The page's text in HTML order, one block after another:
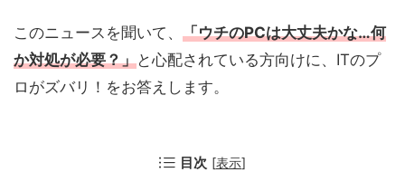
このニュースを聞いて、 「ウチのPCは大丈夫かな…何
か対処が必要？」と心配されている方向けに、ITのプ
ロがズバリ！をお答えします。
目次 [表示]